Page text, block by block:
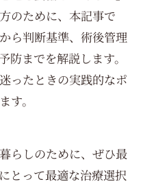
のために、本記事で
ら判断基準、術後管理
防までを解説します。
ったときの実践的なポ
す。
らしのために、ぜひ最
とって最適な治療選択